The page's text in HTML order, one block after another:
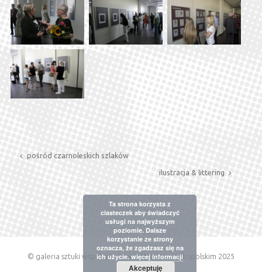
pośród czarnoleskich szlaków
ilustracja & littering
© galeria sztuki współczesnej w ostrowie wielkopolskim 2025
Ta strona korzysta z
ciasteczek aby świadczyć
usługi na najwyższym
poziomie. Dalsze
korzystanie ze strony
oznacza, że zgadzasz się na
ich użycie. więcej informacji
Akceptuję